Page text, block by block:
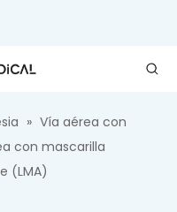
» Vía aérea con
con mascarilla
(LMA)